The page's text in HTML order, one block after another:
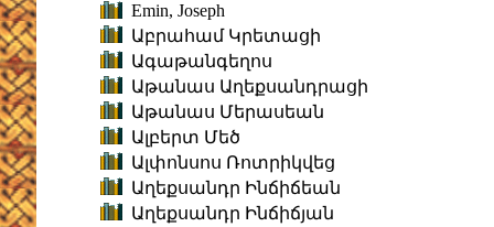
Emin, Joseph
Աբրահամ Կրետացի
Ագաթանգեղոս
Աթանաս Աղեքսանդրացի
Աթանաս Մերասեան
Ալբերտ Մեծ
Ալփոնսոս Ռոտրիկվեց
Աղեքսանդր Ինճիճեան
Աղեքսանդր Ինճիճյան